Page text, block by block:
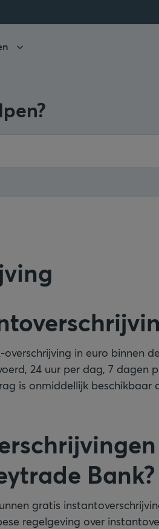
in euro binnen
24 uur per dag, 7 dagen
is onmiddellijk beschikbaar
Bank?
gratis
regelgeving over